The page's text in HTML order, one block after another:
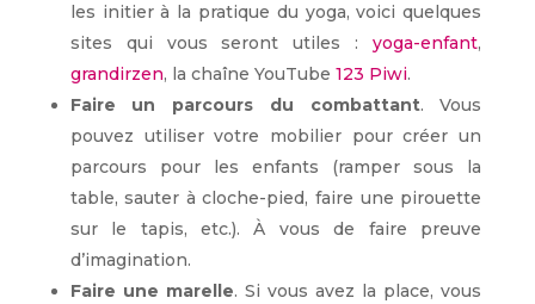
les initier à la pratique du yoga, voici quelques
sites qui vous seront utiles :yoga-enfant,
grandirzen, la chaîne YouTube 123 Piwi.
Faire un parcours du combattant. Vous
pouvez utiliser votre mobilier pour créer un
parcours pour les enfants (ramper sous la
table, sauter à cloche-pied, faire une pirouette
sur le tapis, etc.). À vous de faire preuve
d’imagination.
Faire une marelle. Si vous avez la place, vous